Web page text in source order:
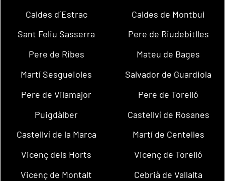
Caldes d´Estrac
Caldes de Montbui
Sant Feliu Sasserra
Pere de Riudebitlles
Pere de Ribes
Mateu de Bages
Martí Sesgueioles
Salvador de Guardiola
Pere de Vilamajor
Pere de Torelló
Puigdàlber
Castellví de Rosanes
Castellví de la Marca
Martí de Centelles
Vicenç dels Horts
Vicenç de Torelló
Vicenç de Montalt
Cebrià de Vallalta